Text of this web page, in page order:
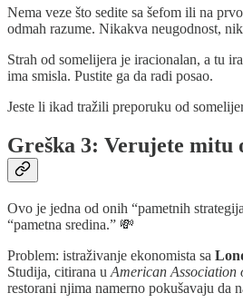
Nema veze što sedite sa šefom ili na
odmah razume. Nikakva neugodnost,
Strah od somelijera je iracionalan, a tu
ima smisla. Pustite ga da radi posao.
Jeste li ikad tražili preporuku od
Greška 3: Verujete
Ovo je jedna od onih “pametnih
“pametna sredina.” 💸
Problem: istraživanje ekonomista sa
Studija, citirana u American Association
restorani njima namerno pokušavaju da